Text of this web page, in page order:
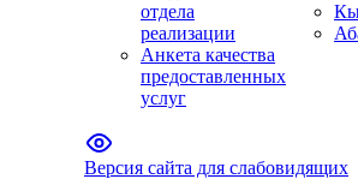
отдела
реализации
Анкета качества
предоставленных
услуг
Версия сайта для слабовидящих